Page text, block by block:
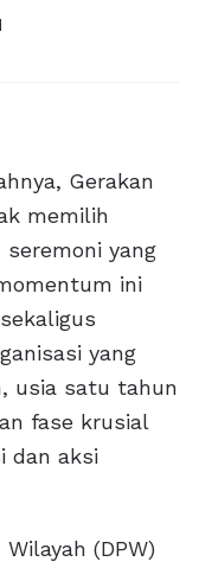
Gerakan
memilih
seremoni yang
ini
yang
usia satu tahun
fase krusial
dan aksi
(DPW)